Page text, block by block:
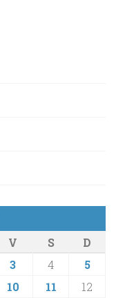
V S
D
3 4
5
10 11
12